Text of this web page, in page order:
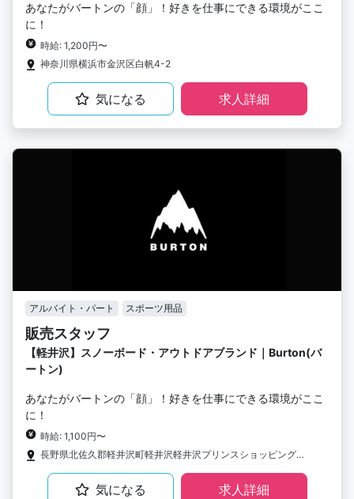
あなたがバートンの「顔」！好きを仕事にできる環境がここ
に！
時給: 1,200円〜
神奈川県横浜市金沢区白帆4-2
気になる 求人詳細
アルバイト・パート スポーツ用品
販売スタッフ
【軽井沢】スノーボード・アウトドアブランド｜Burton(バ
ートン)
あなたがバートンの「顔」！好きを仕事にできる環境がここ
に！
時給: 1,100円〜
長野県北佐久郡軽井沢町軽井沢軽井沢プリンスショッピングプラザNE42A
気になる 求人詳細